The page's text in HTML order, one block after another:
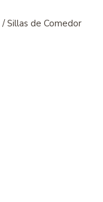
/ Sillas de Comedor